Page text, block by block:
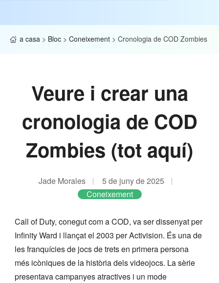
a casa > Bloc > Coneixement > Cronologia de COD Zombies
Veure i crear una
cronologia de COD
Zombies (tot aquí)
Jade Morales
5 de juny de 2025
Coneixement
Call of Duty, conegut com a COD, va ser dissenyat per
Infinity Ward i llançat el 2003 per Activision. És una de
les franquícies de jocs de trets en primera persona
més icòniques de la història dels videojocs. La sèrie
presentava campanyes atractives i un mode